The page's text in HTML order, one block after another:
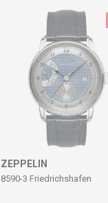
ZEPPELIN
8590-3 Friedrichshafen